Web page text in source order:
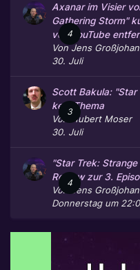
4
Axanar im Visier
Gathering Storm"
von YouTube
VonJens
30. Juli
3
Scott Bakula:
kein Thema
Von
Hubert Moser
30. Juli
4
"Star Trek:
Review zur 3.
Von
Jens
Donnerstag um